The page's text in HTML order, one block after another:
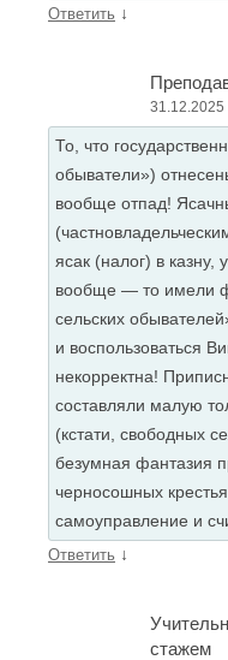
Ответить ↓
31.12.2025
То, что
обыватели»)
вообще отпад!
ясак (налог) в
вообще — то имели
сельских
и воспользоваться
некорректна!
составляли малую
(кстати, свободных
безумная фантазия
черносошных
самоуправление и
Ответить ↓
стажем